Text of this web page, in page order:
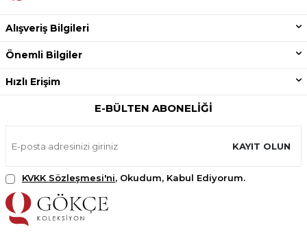
Alışveriş Bilgileri
Önemli Bilgiler
Hızlı Erişim
E-BÜLTEN ABONELIĞI
KAYIT OLUN
KVKK Sözleşmesi'ni, Okudum, Kabul Ediyorum.